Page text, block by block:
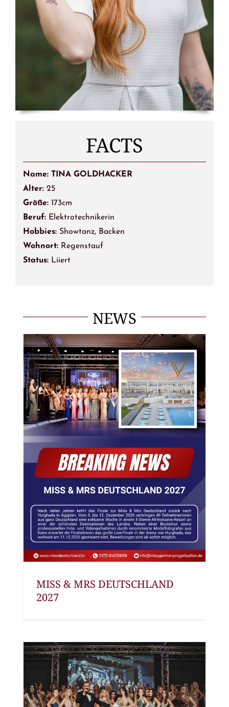
FACTS
Name: TINA GOLDHACKER
Alter:25
Größe: 173cm
Beruf:Elektrotechnikerin
Hobbies:Showtanz, Backen
Wohnort: Regenstauf
Status: Liiert
NEWS
MISS & MRS DEUTSCHLAND
2027